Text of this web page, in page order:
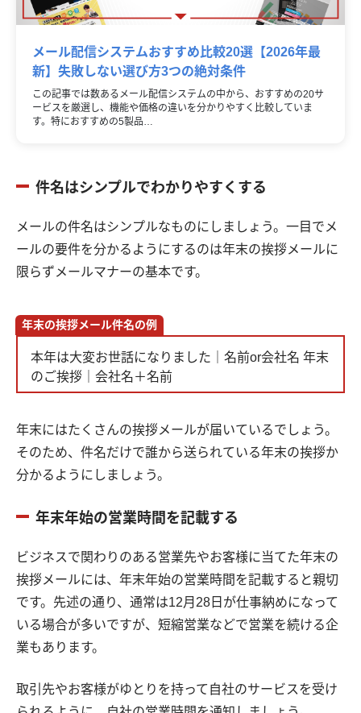
メール配信システムおすすめ比較20選【2026年最
新】失敗しない選び方3つの絶対条件
この記事では数あるメール配信システムの中から、おすすめの20サ
ービスを厳選し、機能や価格の違いを分かりやすく比較していま
す。特におすすめの5製品…
件名はシンプルでわかりやすくする
メールの件名はシンプルなものにしましょう。一目でメ
ールの要件を分かるようにするのは年末の挨拶メールに
限らずメールマナーの基本です。
年末の挨拶メール件名の例
本年は大変お世話になりました｜名前or会社名 年末
のご挨拶｜会社名＋名前
年末にはたくさんの挨拶メールが届いているでしょう。
そのため、件名だけで誰から送られている年末の挨拶か
分かるようにしましょう。
年末年始の営業時間を記載する
ビジネスで関わりのある営業先やお客様に当てた年末の
挨拶メールには、年末年始の営業時間を記載すると親切
です。先述の通り、通常は12月28日が仕事納めになって
いる場合が多いですが、短縮営業などで営業を続ける企
業もあります。
取引先やお客様がゆとりを持って自社のサービスを受け